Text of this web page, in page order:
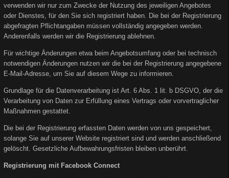
verwenden wir nur zum Zwecke der Nutzung des jeweiligen Angebotes
oder Dienstes, für den Sie sich registriert haben. Die bei der Registrierung
abgefragten Pflichtangaben müssen vollständig angegeben werden.
Anderenfalls werden wir die Registrierung ablehnen.
Für wichtige Änderungen etwa beim Angebotsumfang oder bei technisch
notwendigen Änderungen nutzen wir die bei der Registrierung angegebene
E-Mail-Adresse, um Sie auf diesem Wege zu informieren.
Grundlage für die Datenverarbeitung ist Art. 6 Abs. 1 lit. b DSGVO, der die
Verarbeitung von Daten zur Erfüllung eines Vertrags oder vorvertraglicher
Maßnahmen gestattet.
Die bei der Registrierung erfassten Daten werden von uns gespeichert,
solange Sie auf unserer Website registriert sind und werden anschließend
gelöscht. Gesetzliche Aufbewahrungsfristen bleiben unberührt.
Registrierung mit Facebook Connect